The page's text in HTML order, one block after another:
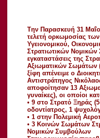
Tην Παρασκευή 31
τελετή ορκωμοσίας
Υγειονομικού,
Στρατιωτικών
εγκαταστάσεις της
Αξιωματικών Σωμάτων
ξίφη απένειμε ο
Αντιστράτηγος
αποφοίτησαν 13
γυναίκες), οι οποίοι
• 9 στο Στρατό Ξηράς
οδοντίατρος, 1
• 1 στην Πολεμική
• 3 Κοινών Σωμάτων
Νομικών Συμβούλων